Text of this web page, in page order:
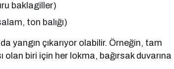
baklagiller)
ton balığı)
yangın çıkarıyor olabilir. Örneğin, tam
biri için her lokma, bağırsak duvarına